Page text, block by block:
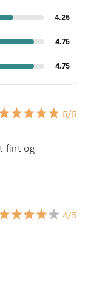
4.25
4.75
4.75
5/5
fint og
4/5